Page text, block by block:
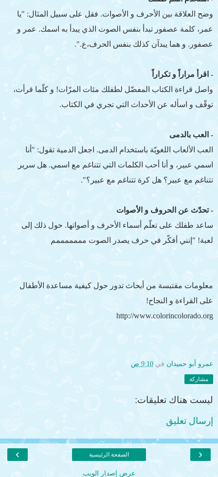
وضح العلاقة بين الأحرف و الأصوات. فقل على سبيل المثال: "يا
عمر، كلمة عصفور تبدأ بنفس الصوت الذي يبدأ به اسمك. عمر و
عصفور. و هما يبدآن كذلك بنفس الحرف،ع.".
- اقرأ مراراً و تكراراً
واصل قراءة الكتاب المفضّل لطفلك مئات المرّات! و كلّما قرأت،
توقّف و اسأله عن الأحداث التي تجري في الكتاب.
- العب بالدمى
العب الألعاب اللغويّة باستخدام الدمى. اجعل الدمية تقول: "أنا
اسمي عبير، و أنا أحب الكلمات التي تتناغم مع اسمي. هل سرير
تتناغم مع عبير؟ هل كرة تتناغم مع عبير؟".
- تحدّث عن الحروف و الأصوات
ساعد طفلك على تعلّم أسماء الأحرف و أصواتها. حول ذلك إلى
لعبة! "إنني أفكّر في حرف يصدر الصوت مممممممم
معلومات مقتبسة من أبحاث تدور حول كيفية مساعدة الأطفال
على القراءة و النجاح!
http://www.colorincolorado.org
عمرو أبو حميدان في 9:10 ص
مشاركة
ليست هناك تعليقات:
إرسال تعليق
‹
› الصفحة الرئيسية
عرض إصدار الويب